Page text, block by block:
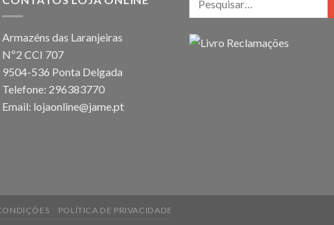
Armazéns das Laranjeiras
Nº2 CCI 707
9504-536 Ponta Delgada
Telefone: 296383770
Email: lojaonline@jame.pt
POLÍTICA DE PRIVACIDADE